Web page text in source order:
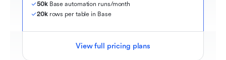
50k Base automation runs/month
20k rows per table in Base
View full pricing plans